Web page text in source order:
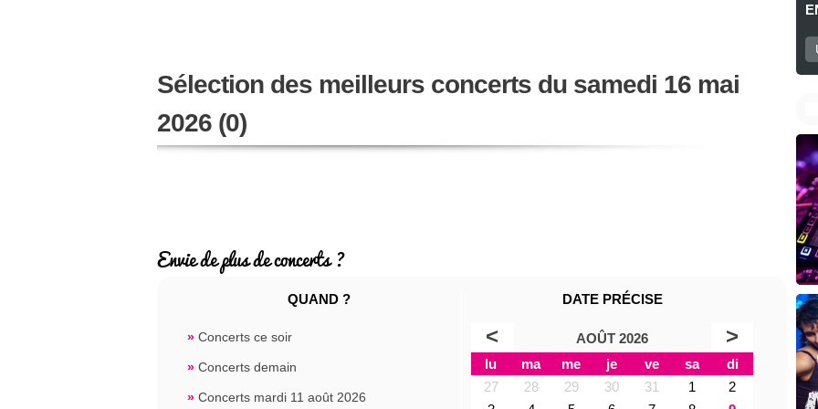
Sélection des meilleurs concerts du samedi 16 mai
2026 (0)
Envie de plus de concerts ?
QUAND ?
»Concerts ce soir
»Concerts demain
»Concerts mardi 11 août 2026
DATE PRÉCISE
< AOÛT 2026 >
lu ma me je ve sa
di
27
28 29 30 31 1
2